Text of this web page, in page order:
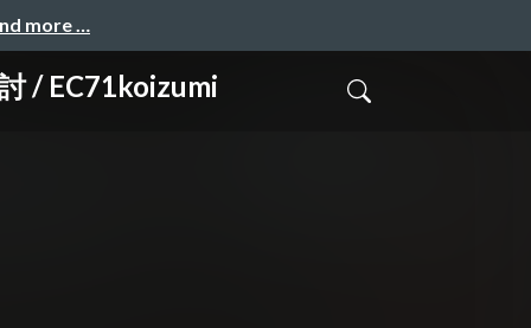
more …
/ EC71koizumi